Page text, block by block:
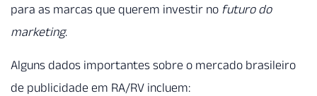
para as marcas que querem investir no futuro do
marketing.
Alguns dados importantes sobre o mercado brasileiro
de publicidade em RA/RV incluem: